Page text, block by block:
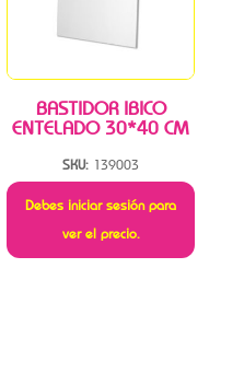
BASTIDOR IBICO
ENTELADO 30*40 CM
SKU: 139003
Debes iniciar sesión para
ver el precio.